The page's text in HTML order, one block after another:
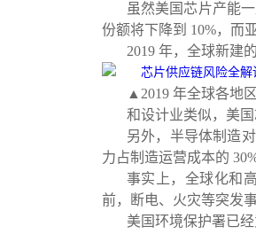
虽然美国芯片产能
份额将下降到 10%，而
2019 年，全球新建
▲2019 年全球各地
和设计业类似，美
另外，半导体制造
力占制造运营成本的
事实上，全球化和
前，断电、火灾等突发
美国环境保护署已